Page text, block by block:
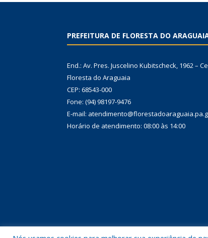
PREFEITURA DE FLORESTA DO
End.: Av. Pres. Juscelino Kubitscheck, 1962 –
Floresta do Araguaia
CEP: 68543-000
Fone: (94) 98197-9476
E-mail:
Horário de atendimento: 08:00 às 14:00